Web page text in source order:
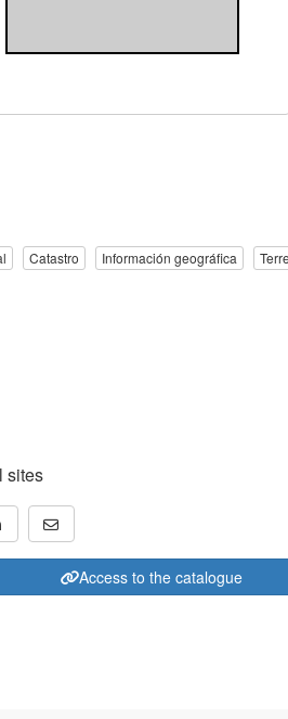
Catastro Información geográfica
sites
Access to the catalogue